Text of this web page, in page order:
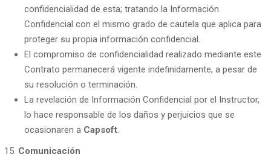
confidencialidad de esta; tratando la Información
Confidencial con el mismo grado de cautela que aplica para
proteger su propia información confidencial.
El compromiso de confidencialidad realizado mediante este
Contrato permanecerá vigente indefinidamente, a pesar de
su resolución o terminación.
La revelación de Información Confidencial por el Instructor,
lo hace responsable de los daños y perjuicios que se
ocasionaren a Capsoft.
Comunicación